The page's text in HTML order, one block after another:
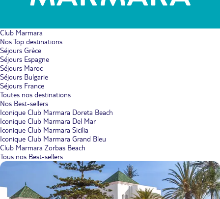
Club Marmara
Nos Top destinations
Séjours Grèce
Séjours Espagne
Séjours Maroc
Séjours Bulgarie
Séjours France
Toutes nos destinations
Nos Best-sellers
Iconique Club Marmara Doreta Beach
Iconique Club Marmara Del Mar
Iconique Club Marmara Sicilia
Iconique Club Marmara Grand Bleu
Club Marmara Zorbas Beach
Tous nos Best-sellers